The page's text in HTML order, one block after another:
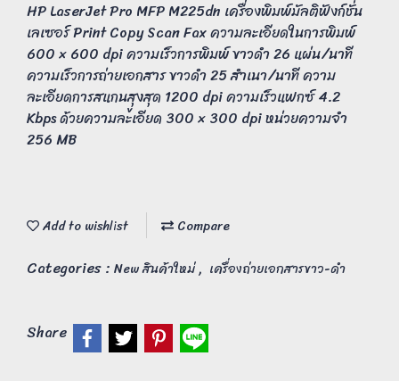
HP LaserJet Pro MFP M225dn เครื่องพิมพ์มัลติฟังก์ชั่น
เลเซอร์ Print Copy Scan Fax ความละเอียดในการพิมพ์
600 × 600 dpi ความเร็วการพิมพ์ ขาวดำ 26 แผ่น/นาที
ความเร็วการถ่ายเอกสาร ขาวดำ 25 สำเนา/นาที ความ
ละเอียดการสแกนสุูงสุด 1200 dpi ความเร็วแฟกซ์ 4.2
Kbps ด้วยความละเอียด 300 × 300 dpi หน่วยความจำ
256 MB
Add to wishlist Compare
Categories : New สินค้าใหม่, เครื่องถ่ายเอกสารขาว-ดำ
Share